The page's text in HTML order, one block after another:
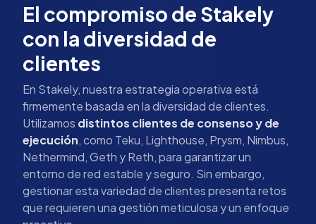
El compromiso de Stakely
con la diversidad de
clientes
En Stakely, nuestra estrategia operativa está
firmemente basada en la diversidad de clientes.
Utilizamos distintos clientes de consenso y de
ejecución, como Teku, Lighthouse, Prysm, Nimbus,
Nethermind, Geth y Reth, para garantizar un
entorno de red estable y seguro. Sin embargo,
gestionar esta variedad de clientes presenta retos
que requieren una gestión meticulosa y un enfoque